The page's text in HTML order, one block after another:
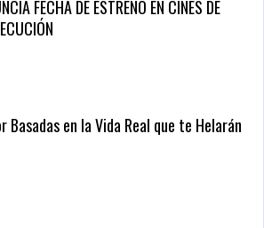
en la Vida Real que te Helarán
4: Últimos ritos ya está disponible